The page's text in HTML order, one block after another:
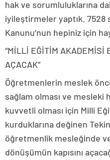
hak ve sorumluluklarına
iyileştirmeler yaptık. 7528
Kanunu’nun hepiniz için
“MİLLİ EĞİTİM AKADEMİSİ
AÇACAK”
Öğretmenlerin meslek
sağlam olması ve mesleki
kuvvetli olması için Milli
kurduklarına değinen
öğretmenlik mesleğinde
dönüşümün kapısını